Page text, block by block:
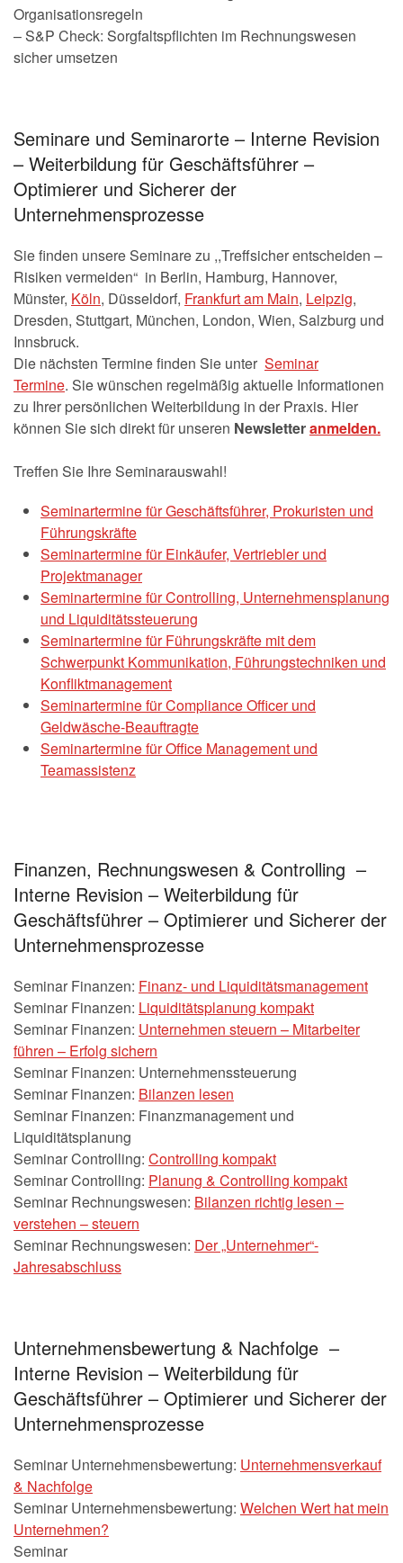
Organisationsregeln
– S&P Check: Sorgfaltspflichten im Rechnungswesen
sicher umsetzen
Seminare und Seminarorte – Interne Revision
– Weiterbildung für Geschäftsführer –
Optimierer und Sicherer der
Unternehmensprozesse
Sie finden unsere Seminare zu ,,Treffsicher entscheiden –
Risiken vermeiden“ in Berlin, Hamburg, Hannover,
Münster, Köln, Düsseldorf, Frankfurt am Main, Leipzig,
Dresden, Stuttgart, München, London, Wien, Salzburg und
Innsbruck.
Die nächsten Termine finden Sie unter Seminar
Termine. Sie wünschen regelmäßig aktuelle Informationen
zu Ihrer persönlichen Weiterbildung in der Praxis. Hier
können Sie sich direkt für unseren Newsletteranmelden.
Treffen Sie Ihre Seminarauswahl!
Seminartermine für Geschäftsführer, Prokuristen und
Führungskräfte
Seminartermine für Einkäufer, Vertriebler und
Projektmanager
Seminartermine für Controlling, Unternehmensplanung
und Liquiditätssteuerung
Seminartermine für Führungskräfte mit dem
Schwerpunkt Kommunikation, Führungstechniken und
Konfliktmanagement
Seminartermine für Compliance Officer und
Geldwäsche-Beauftragte
Seminartermine für Office Management und
Teamassistenz
Finanzen, Rechnungswesen & Controlling –
Interne Revision – Weiterbildung für
Geschäftsführer – Optimierer und Sicherer der
Unternehmensprozesse
Seminar Finanzen: Finanz- und Liquiditätsmanagement
Seminar Finanzen: Liquiditätsplanung kompakt
Seminar Finanzen: Unternehmen steuern – Mitarbeiter
führen – Erfolg sichern
Seminar Finanzen: Unternehmenssteuerung
Seminar Finanzen: Bilanzen lesen
Seminar Finanzen: Finanzmanagement und
Liquiditätsplanung
Seminar Controlling: Controlling kompakt
Seminar Controlling: Planung & Controlling kompakt
Seminar Rechnungswesen: Bilanzen richtig lesen –
verstehen – steuern
Seminar Rechnungswesen: Der „Unternehmer“-
Jahresabschluss
Unternehmensbewertung & Nachfolge –
Interne Revision – Weiterbildung für
Geschäftsführer – Optimierer und Sicherer der
Unternehmensprozesse
Seminar Unternehmensbewertung: Unternehmensverkauf
& Nachfolge
Seminar Unternehmensbewertung: Welchen Wert hat mein
Unternehmen?
Seminar